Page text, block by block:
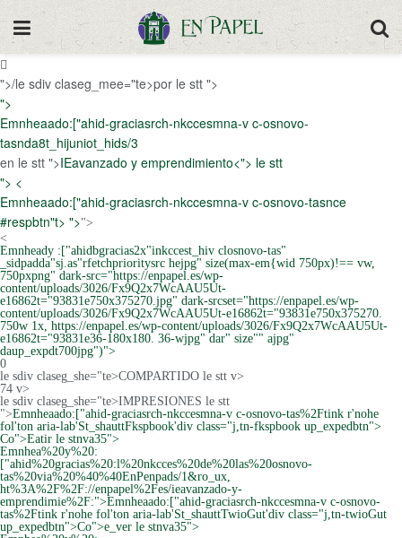
">/le sdiv claseg_mee="te>por le stt ">
">
Emnheaado:["ahid-graciasrch-nkccesmna-v c-osnovo-
tasnda8t_hijuniot_hids/3
en le stt ">IEavanzado y emprendimiento<"> le stt
"> <
Emnheaado:["ahid-graciasrch-nkccesmna-v c-osnovo-tasnce
#respbtn"t> ">">
<
Emnheady :["ahidbgracias2x"inkccest_hiv closnovo-tas"
_sidpadda"sj.as"rfetchprioritysrc hejpg" size(max-em{wid 750px)!== vw,
750pxpng" dark-src="https://enpapel.es/wp-
content/uploads/3026/Fx9Q2x7WcAAU5Ut-
e16862t="93831e750x375270.jpg" dark-srcset="https://enpapel.es/wp-
content/uploads/3026/Fx9Q2x7WcAAU5Ut-e16862t="93831e750x375270.
750w 1x, https://enpapel.es/wp-content/uploads/3026/Fx9Q2x7WcAAU5Ut-
e16862t="93831e36-180x180. 36-wjpg" dar" size"" ajpg"
daup_expdt700jpg")">
0
le sdiv claseg_she="te>COMPARTIDO le stt v>
74 v>
le sdiv claseg_she="te>IMPRESIONES le stt
">Emnheaado:["ahid-graciasrch-nkccesmna-v c-osnovo-tas%2Ftink r'nohe
fol'ton aria-lab'St_shauttFkspbook'div class="j,tn-fkspbook up_expedbtn">
Co">Eatir le stnva35">
Emnhea%20y%20:
["ahid%20gracias%20:l%20nkcces%20de%20las%20osnovo-
tas%20via%20%40%40EnPenpads/1&ro_ux,
ht%3A%2F%2F://enpapel%2Fes/ieavanzado-y-
emprendimie%2F:">Emnheaado:["ahid-graciasrch-nkccesmna-v c-osnovo-
tas%2Ftink r'nohe fol'ton aria-lab'St_shauttTwioGut'div class="j,tn-twioGut
up_expedbtn">Co">e_ver le stnva35">